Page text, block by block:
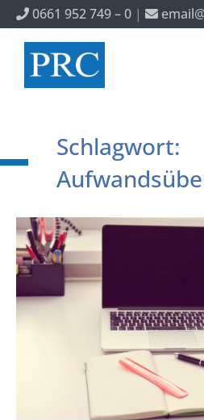
0661 952 749 – 0 |
Schlagwort: